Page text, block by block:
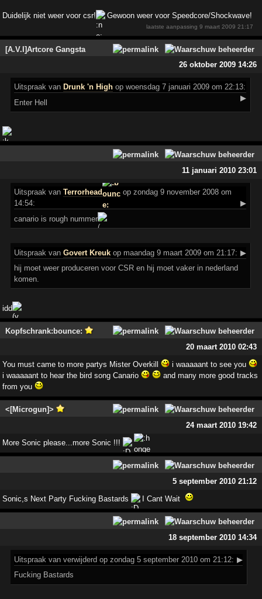
Duidelijk niet weer voor csr! Gewoon weer voor Speedcore/Shockwave!
laatste aanpassing9 maart 2009 21:17
[A.V.I]Artcore Gangsta
26 oktober 2009 14:26
Uitspraak van Drunk 'n High op woensdag 7 januari 2009 om 22:13:
▶
Enter Hell
11 januari 2010 23:01
Uitspraak vanTerrorhead
op zondag 9 november 2008 om
14:54:
▶
canario is rough nummer
Uitspraak vanGovert Kreuk op maandag 9 maart 2009 om 21:17: ▶
hij moet weer produceren voor CSR en hij moet vaker in nederland
komen.
idd
Kopfschrank:bounce:
20 maart 2010 02:43
You must came to more partys Mister Overkill
i waaaaant to see you
i waaaaant to hear the bird song Canario
and many more good tracks
from you
<[Microgun]>
24 maart 2010 19:42
More Sonic please...more Sonic !!!
5 september 2010 21:12
Sonic,s Next Party Fucking Bastards I Cant Wait
18 september 2010 14:34
Uitspraak van verwijderd op zondag 5 september 2010 om 21:12: ▶
Fucking Bastards